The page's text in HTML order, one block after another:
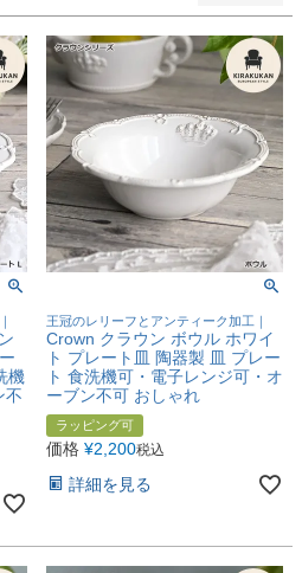
機
不
王冠のレリーフとアンティーク加工｜
Crown クラウン ボウル ホワイ
ト プレート皿 陶器製 皿 プレー
ト 食洗機可・電子レンジ可・オ
ーブン不可 おしゃれ
ラッピング可
価格 ¥2,200税込
詳細を見る